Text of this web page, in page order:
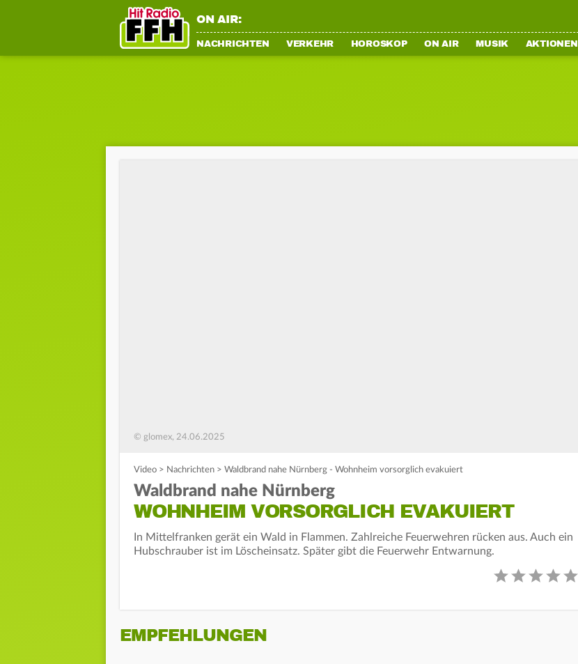
ON AIR:
NACHRICHTEN VERKEHR HOROSKOP ON AIR MUSIK AKTIONEN
© glomex, 24.06.2025
Video > Nachrichten > Waldbrand nahe Nürnberg - Wohnheim vorsorglich evakuiert
Waldbrand nahe Nürnberg
WOHNHEIM VORSORGLICH EVAKUIERT
In Mittelfranken gerät ein Wald in Flammen. Zahlreiche Feuerwehren rücken aus. Auch ein
Hubschrauber ist im Löscheinsatz. Später gibt die Feuerwehr Entwarnung.
EMPFEHLUNGEN